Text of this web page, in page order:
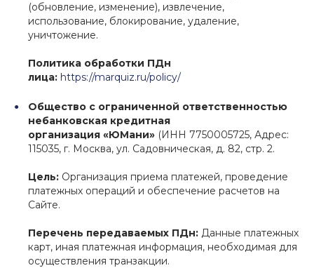
(обновление, изменение), извлечение,
использование, блокирование, удаление,
уничтожение.
Политика обработки ПДн
лица: https://marquiz.ru/policy/
Общество с ограниченной ответственностью
небанковская кредитная
организация «ЮМани» (ИНН 7750005725, Адрес:
115035, г. Москва, ул. Садовническая, д. 82, стр. 2.
Цель: Организация приема платежей, проведение
платежных операций и обеспечение расчетов на
Сайте.
Перечень передаваемых ПДн: Данные платежных
карт, иная платежная информация, необходимая для
осуществления транзакции.